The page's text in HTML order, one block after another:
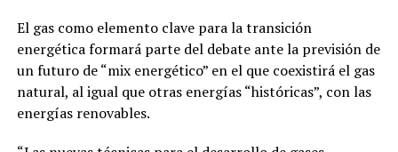
El gas como elemento clave para la transición
energética formará parte del debate ante la previsión de
un futuro de “mix energético” en el que coexistirá el gas
natural, al igual que otras energías “históricas”, con las
energías renovables.